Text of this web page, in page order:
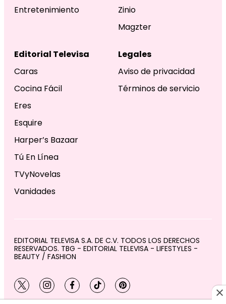
Entretenimiento
Zinio
Magzter
Editorial Televisa
Caras
Cocina Fácil
Eres
Esquire
Harper’s Bazaar
Tú En Línea
TVyNovelas
Vanidades
Legales
Aviso de privacidad
Términos de servicio
EDITORIAL TELEVISA S.A. DE C.V. TODOS LOS DERECHOS
RESERVADOS. TBG - EDITORIAL TELEVISA - LIFESTYLES -
BEAUTY / FASHION
twitterinstagram
facebooktiktokpinterest